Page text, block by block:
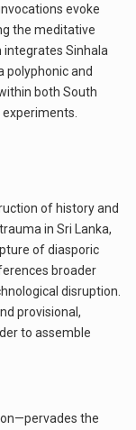
evoke
the meditative
integrates Sinhala
polyphonic and
both South
of history and
in Sri Lanka,
of diasporic
broader
disruption.
provisional,
to assemble
the